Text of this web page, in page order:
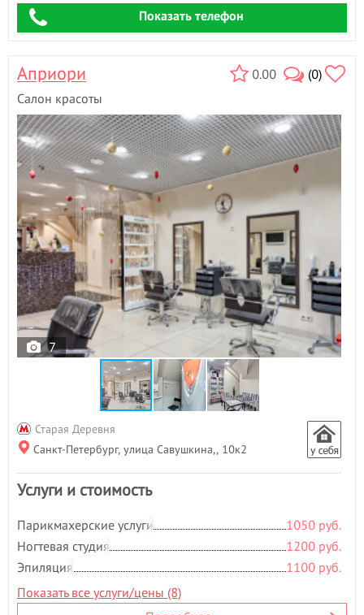
Показать телефон
0.00 (0)
Априори
Салон красоты
7
Старая Деревня
Санкт-Петербург, улица Савушкина,, 10к2
Услуги и стоимость
Парикмахерские услуги
1050 руб.
Ногтевая студия
1200 руб.
Эпиляция
1100 руб.
Показать все услуги/цены (8)